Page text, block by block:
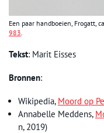
Een paar handboeien, Frogatt,
983
Tekst: Marit Eisses
Bronnen:
Wikipedia, Moord op
Annabelle Meddens,
n, 2019)